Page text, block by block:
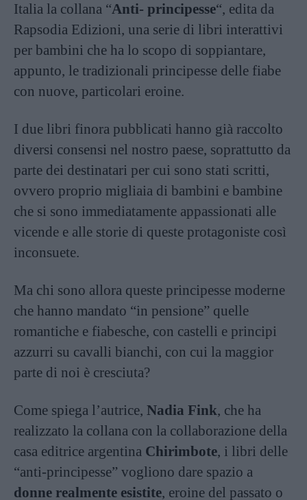
Italia la collana “Anti- principesse“, edita da
Rapsodia Edizioni, una serie di libri interattivi
per bambini che ha lo scopo di soppiantare,
appunto, le tradizionali principesse delle fiabe
con nuove, particolari eroine.
I due libri finora pubblicati hanno già raccolto
diversi consensi nel nostro paese, soprattutto da
parte dei destinatari per cui sono stati scritti,
ovvero proprio migliaia di bambini e bambine
che si sono immediatamente appassionati alle
vicende e alle storie di queste protagoniste così
inconsuete.
Ma chi sono allora queste principesse moderne
che hanno mandato “in pensione” quelle
romantiche e fiabesche, con castelli e principi
azzurri su cavalli bianchi, con cui la maggior
parte di noi è cresciuta?
Come spiega l’autrice, Nadia Fink, che ha
realizzato la collana con la collaborazione della
casa editrice argentina Chirimbote, i libri delle
“anti-principesse” vogliono dare spazio a
donne realmente esistite, eroine del passato o